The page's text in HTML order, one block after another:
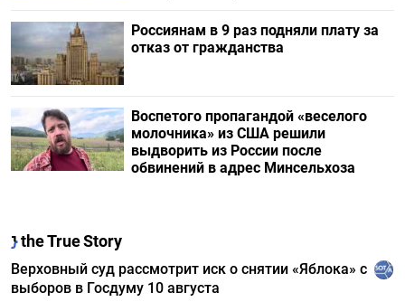
Россиянам в 9 раз подняли плату за
отказ от гражданства
Воспетого пропагандой «веселого
молочника» из США решили
выдворить из России после
обвинений в адрес Минсельхоза